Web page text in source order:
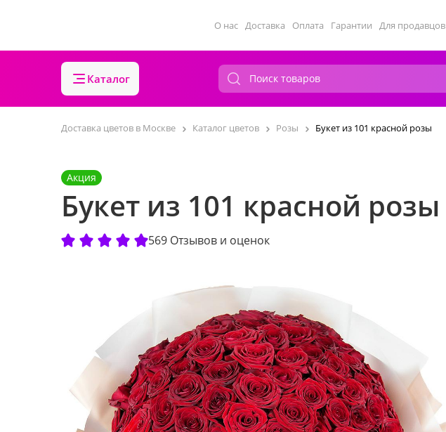
О нас Доставка Оплата Гарантии Для продавцов
Каталог
Доставка цветов в Москве Каталог цветов Розы Букет из 101 красной розы
Акция
Букет из 101 красной розы
569 Отзывов и оценок